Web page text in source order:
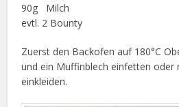
90g Milch
evtl. 2 Bounty
Zuerst den Backofen auf 180°C
und ein Muffinblech einfetten oder
einkleiden.